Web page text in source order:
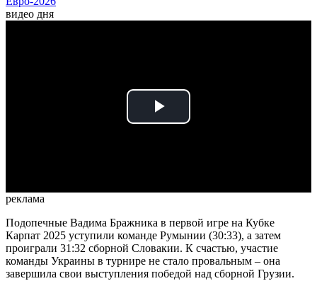
видео дня
Play
реклама
Подопечные Вадима Бражника в первой игре на Кубке
Карпат 2025 уступили команде Румынии (30:33), а затем
проиграли 31:32 сборной Словакии. К счастью, участие
команды Украины в турнире не стало провальным – она
завершила свои выступления победой над сборной Грузии.